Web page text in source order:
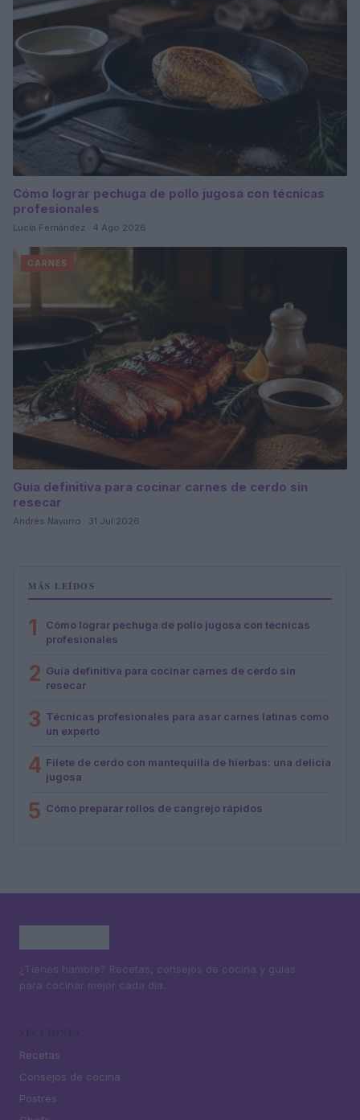
Cómo lograr pechuga de pollo jugosa con técnicas
profesionales
Lucía Fernández · 4 Ago 2026
CARNES
Guía definitiva para cocinar carnes de cerdo sin
resecar
Andrés Navarro · 31 Jul 2026
MÁS LEÍDOS
1
Cómo lograr pechuga de pollo jugosa con técnicas
profesionales
2 Guía definitiva para cocinar carnes de cerdo sin
resecar
3 Técnicas profesionales para asar carnes latinas como
un experto
4 Filete de cerdo con mantequilla de hierbas: una delicia
jugosa
5 Cómo preparar rollos de cangrejo rápidos
¿Tienes hambre? Recetas, consejos de cocina y guías
para cocinar mejor cada día.
Recetas
Consejos de cocina
Postres